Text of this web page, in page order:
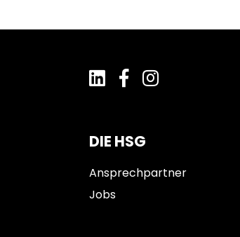
DIE HSG
Ansprechpartner
Jobs